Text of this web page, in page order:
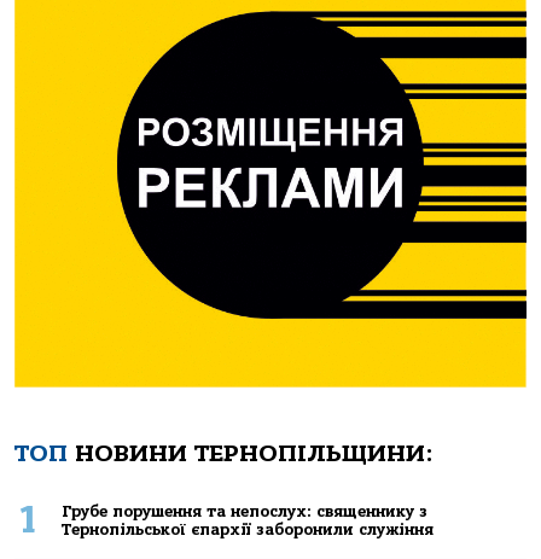
ТОП НОВИНИ ТЕРНОПІЛЬЩИНИ:
1
Грубе порушення та непослух: священнику з
Тернопільської єпархії заборонили служіння